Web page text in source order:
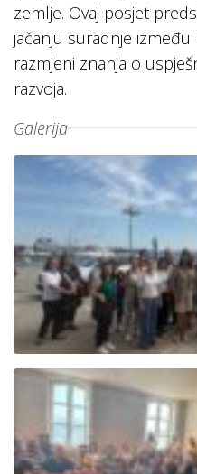
zemlje. Ovaj posjet
jačanju suradnje
razmjeni znanja o
razvoja.
Galerija